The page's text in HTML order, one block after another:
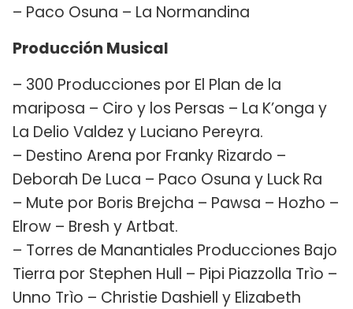
– Paco Osuna – La Normandina
Producción Musical
– 300 Producciones por El Plan de la
mariposa – Ciro y los Persas – La K’onga y
La Delio Valdez y Luciano Pereyra.
– Destino Arena por Franky Rizardo –
Deborah De Luca – Paco Osuna y Luck Ra
– Mute por Boris Brejcha – Pawsa – Hozho –
Elrow – Bresh y Artbat.
– Torres de Manantiales Producciones Bajo
Tierra por Stephen Hull – Pipi Piazzolla Trìo –
Unno Trìo – Christie Dashiell y Elizabeth